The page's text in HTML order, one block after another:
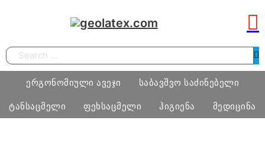
Search
ერგონომიული ავეჯი საბავშვო საძინებელი
ტანსაცმელი ფეხსაცმელი ჰიგიენა მედიცინა